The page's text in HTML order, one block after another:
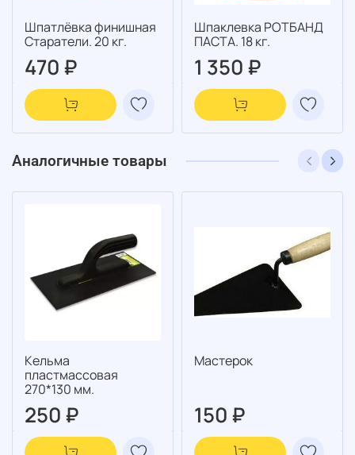
Шпатлёвка финишная
Старатели. 20 кг.
470 ₽
Шпаклевка РОТБАНД
ПАСТА. 18 кг.
1 350 ₽
Аналогичные товары
Кельма
пластмассовая
270*130 мм.
250 ₽
Мастерок
150 ₽